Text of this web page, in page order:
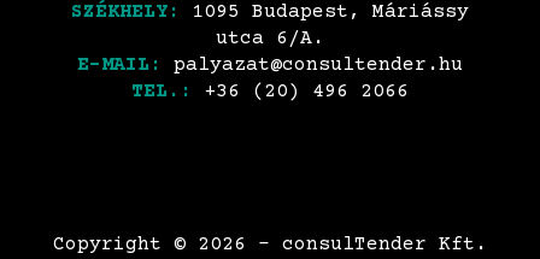
SZÉKHELY:
1095 Budapest, Máriássy
utca 6/A.
E-MAIL:
palyazat@consultender.hu
TEL.: +36 (20) 496 2066
Copyright © 2026 - consulTender Kft.